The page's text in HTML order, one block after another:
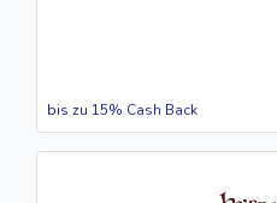
bis zu 15% Cash Back